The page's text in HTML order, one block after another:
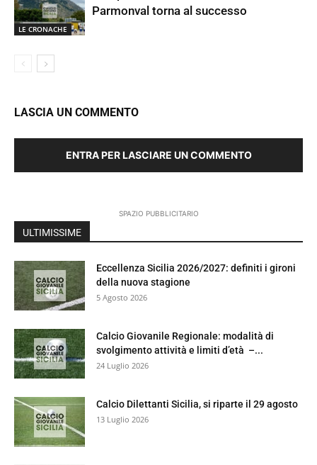
LE CRONACHE
Parmonval torna al successo
LASCIA UN COMMENTO
ENTRA PER LASCIARE UN COMMENTO
SPAZIO PUBBLICITARIO
ULTIMISSIME
Eccellenza Sicilia 2026/2027: definiti i gironi
della nuova stagione
5 Agosto 2026
Calcio Giovanile Regionale: modalità di
svolgimento attività e limiti d’età –...
24 Luglio 2026
Calcio Dilettanti Sicilia, si riparte il 29 agosto
13 Luglio 2026